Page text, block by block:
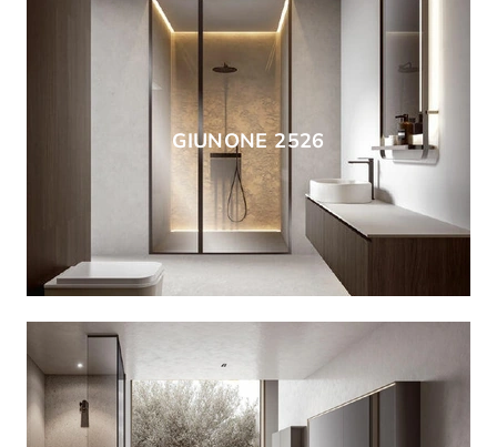
GIUNONE 2526